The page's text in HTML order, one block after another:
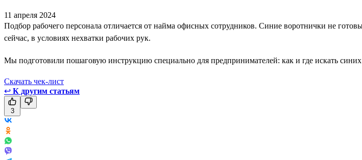
11 апреля 2024
Подбор рабочего персонала отличается от найма офисных сотрудников. Синие воротнички не
сейчас, в условиях нехватки рабочих рук.
Мы подготовили пошаговую инструкцию специально для предпринимателей: как и где искать
Скачать чек-лист
↩ К другим статьям
3